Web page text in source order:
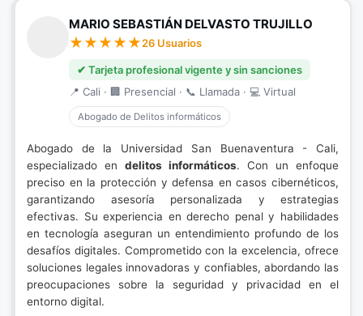
MARIO SEBASTIÁN DELVASTO TRUJILLO
26 Usuarios
✔ Tarjeta profesional vigente y sin sanciones
📍 Cali · 🏢 Presencial · 📞 Llamada · 💻 Virtual
Abogado de Delitos informáticos
Abogado de la Universidad San Buenaventura - Cali,
especializado en delitos informáticos. Con un enfoque
preciso en la protección y defensa en casos cibernéticos,
garantizando asesoría personalizada y estrategias
efectivas. Su experiencia en derecho penal y habilidades
en tecnología aseguran un entendimiento profundo de los
desafíos digitales. Comprometido con la excelencia, ofrece
soluciones legales innovadoras y confiables, abordando las
preocupaciones sobre la seguridad y privacidad en el
entorno digital.